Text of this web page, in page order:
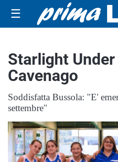
☰
Starlight
Cavenago
Soddisfatta Bussola: "E'
settembre"